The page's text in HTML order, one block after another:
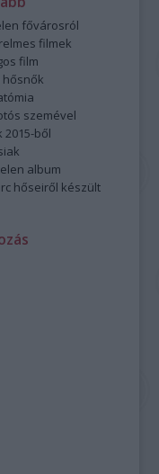
fővárosról
filmek
film
hősnők
szemével
ből
album
hőseiről készült